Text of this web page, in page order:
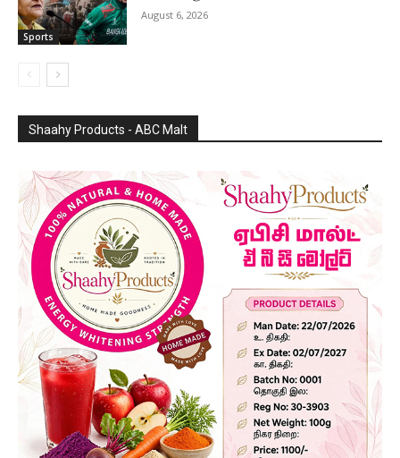
Sports
August 6, 2026
Shaahy Products - ABC Malt